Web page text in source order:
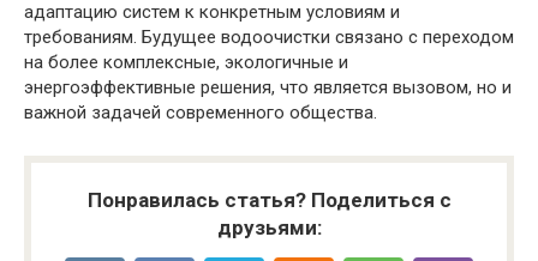
адаптацию систем к конкретным условиям и
требованиям. Будущее водоочистки связано с переходом
на более комплексные, экологичные и
энергоэффективные решения, что является вызовом, но и
важной задачей современного общества.
Понравилась статья? Поделиться с
друзьями: